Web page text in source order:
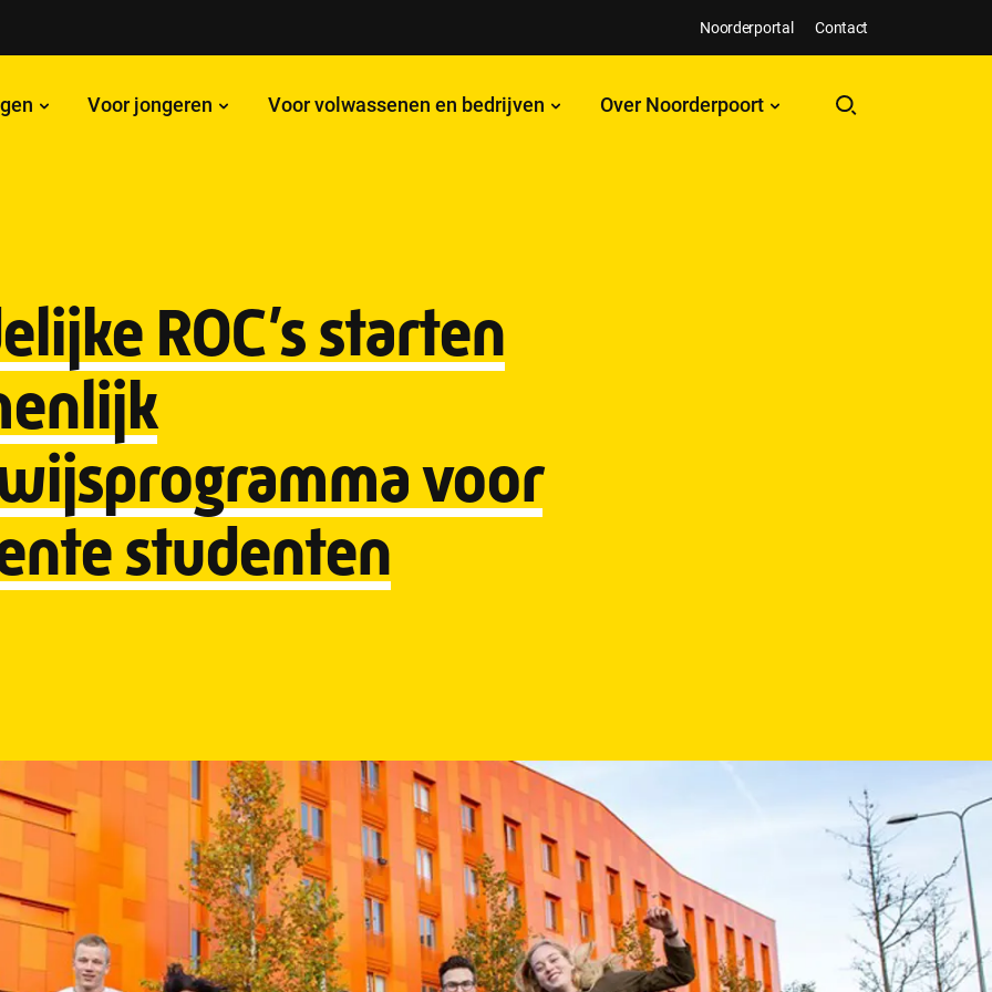
Noorderportal Contact
Voor jongeren Voor volwassenen en bedrijven Over Noorderpoort
ROC’s starten
voor
studenten